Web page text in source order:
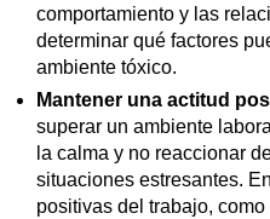
comportamiento y las
determinar qué factores
ambiente tóxico.
Mantener una actitud
superar un ambiente
la calma y no reaccionar
situaciones estresantes.
positivas del trabajo,